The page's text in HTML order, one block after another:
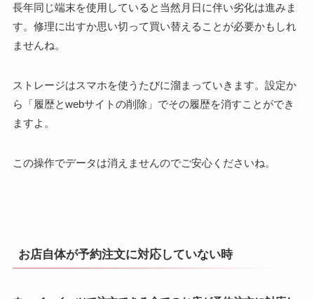
長年同じ端末を使用していると当然月日に伴い劣化は進みま
す。修理に出すか思い切って買い替えることが必要かもしれ
ませんね。
ストレージはスマホを使うたびに溜まっていきます。設定か
ら「履歴とwebサイトの削除」でその履歴を消すことができ
ますよ。
この操作でデータは消えませんのでご安心くださいね。
お店自体が予約注文に対応していない時